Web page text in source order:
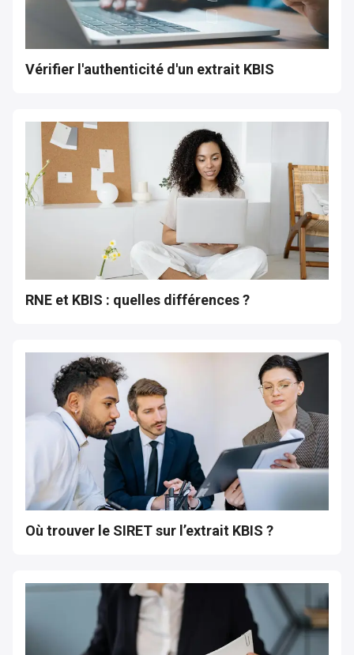
Vérifier l'authenticité d'un extrait KBIS
RNE et KBIS : quelles différences ?
Où trouver le SIRET sur l’extrait KBIS ?